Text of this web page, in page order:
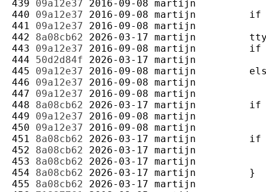
439 09a12e37 2016-09-08 martijn
440 09a12e37 2016-09-08 martijn
441 09a12e37 2016-09-08 martijn
442 8a08cb62 2026-03-17 martijn
443 09a12e37 2016-09-08 martijn
444 50d2d84f 2026-03-17 martijn
445 09a12e37 2016-09-08 martijn
446 09a12e37 2016-09-08 martijn
447 09a12e37 2016-09-08 martijn
448 8a08cb62 2026-03-17 martijn
449 09a12e37 2016-09-08 martijn
450 09a12e37 2016-09-08 martijn
451 8a08cb62 2026-03-17 martijn
452 8a08cb62 2026-03-17 martijn
453 8a08cb62 2026-03-17 martijn
454 8a08cb62 2026-03-17 martijn
455 8a08cb62 2026-03-17 martijn